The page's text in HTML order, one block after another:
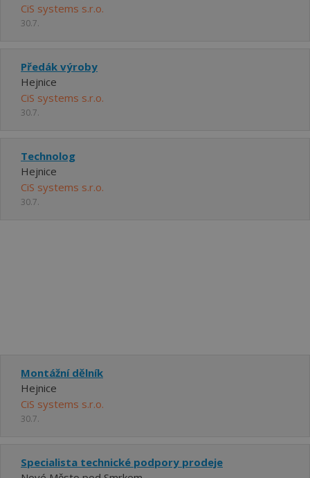
CiS systems s.r.o.
30.7.
Předák výroby
Hejnice
CiS systems s.r.o.
30.7.
Technolog
Hejnice
CiS systems s.r.o.
30.7.
Montážní dělník
Hejnice
CiS systems s.r.o.
30.7.
Specialista technické podpory prodeje